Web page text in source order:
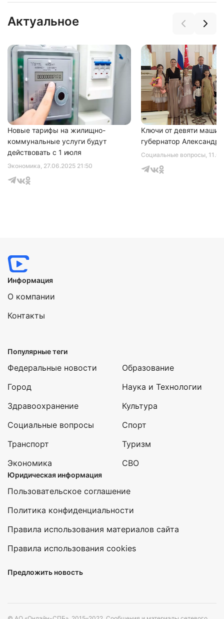
Актуальное
Экономика, 27.06.2025 21:50
Новые тарифы на жилищно-
коммунальные услуги будут
действовать с 1 июля
Социальные вопросы,
Ключи от девяти машин
губернатор Александр
Информация
О компании
Контакты
Популярные теги
Федеральные новости
Город
Здравоохранение
Социальные вопросы
Транспорт
Экономика
Образование
Наука и Технологии
Культура
Спорт
Туризм
СВО
Юридическая информация
Пользовательское соглашение
Политика конфиденциальности
Правила использования материалов сайта
Правила использования cookies
Предложить новость